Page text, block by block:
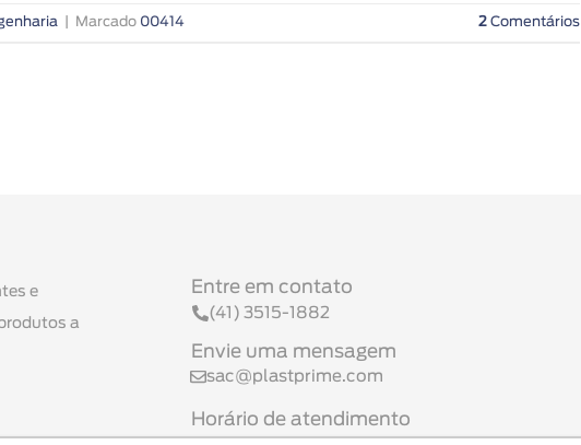
Marcado 00414 2Comentários
e
a
Entre em contato
(41) 3515-1882
Envie uma mensagem
sac@plastprime.com
Horário de atendimento